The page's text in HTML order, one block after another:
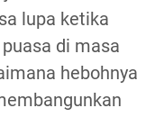
lupa ketika
di masa
hebohnya